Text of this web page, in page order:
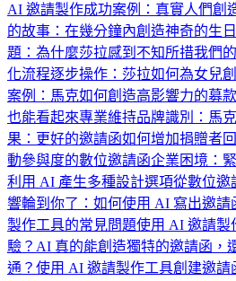
AI 邀請製作成功案例：真實人們創
的故事：在幾分鐘內創造神奇的生
題：為什麼莎拉感到不知所措我們
化流程逐步操作：莎拉如何為女兒
案例：馬克如何創造高影響力的募
也能看起來專業維持品牌識別：馬
果：更好的邀請函如何增加捐贈者
動參與度的數位邀請函企業困境：
利用 AI 產生多種設計選項從數位邀
響輪到你了：如何使用 AI 寫出邀請
製作工具的常見問題使用 AI 邀請製
驗？ AI 真的能創造獨特的邀請函，
通？ 使用 AI 邀請製作工具創建邀請